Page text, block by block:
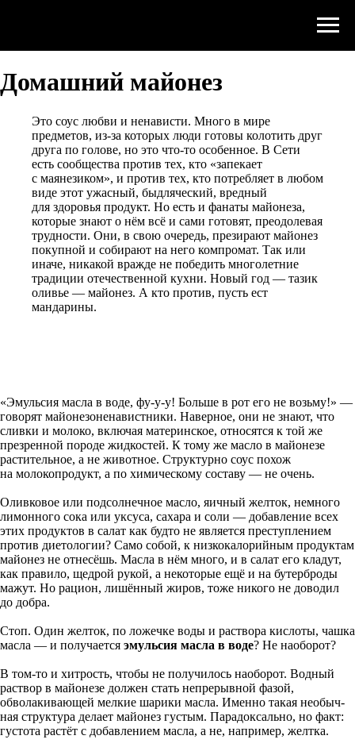
Домашний майонез
Это соус любви и ненависти. Много в мире
предметов, из-за которых люди готовы колотить друг
друга по голове, но это что-то особенное. В Сети
есть сообщества против тех, кто «запекает
с маянезиком», и против тех, кто потребляет в любом
виде этот ужасный, быдляческий, вредный
для здоровья продукт. Но есть и фанаты майонеза,
которые знают о нём всё и сами готовят, преодолевая
трудности. Они, в свою очередь, презирают майонез
покупной и собирают на него компромат. Так или
иначе, никакой вражде не победить многолетние
традиции отечественной кухни. Новый год — тазик
оливье — майонез. А кто против, пусть ест
мандарины.
«Эмульсия масла в воде, фу-у-у! Больше в рот его не возьму!» —
говорят майонезоненавистники. Наверное, они не знают, что
сливки и молоко, включая материнское, относятся к той же
презренной породе жидкостей. К тому же масло в майонезе
растительное, а не животное. Структурно соус похож
на молокопродукт, а по химическому составу — не очень.
Оливковое или подсолнечное масло, яичный желток, немного
лимонного сока или уксуса, сахара и соли — добавление всех
этих продуктов в салат как будто не является преступлением
против диетологии? Само собой, к низкокалорийным продуктам
майонез не отнесёшь. Масла в нём много, и в салат его кладут,
как правило, щедрой рукой, а некоторые ещё и на бутерброды
мажут. Но рацион, лишённый жиров, тоже никого не доводил
до добра.
Стоп. Один желток, по ложечке воды и раствора кислоты, чашка
масла — и получается эмульсия масла в воде? Не наоборот?
В том-то и хитрость, чтобы не получилось наоборот. Водный
раствор в майонезе должен стать непрерывной фазой,
обволакивающей мелкие шарики масла. Именно такая не­обыч­
ная структура делает майонез густым. Парадоксально, но факт:
густота растёт с добавлением масла, а не, например, желтка.